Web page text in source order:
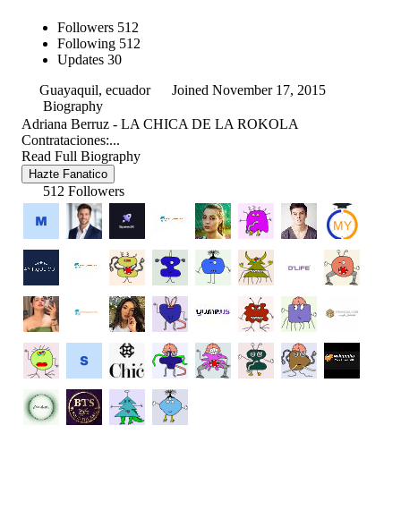
Followers 512
Following 512
Updates 30
Guayaquil, ecuador
Joined November 17, 2015
Biography
Adriana Berruz - LA CHICA DE LA ROKOLA
Contrataciones:...
Read Full Biography
Hazte Fanatico
512 Followers